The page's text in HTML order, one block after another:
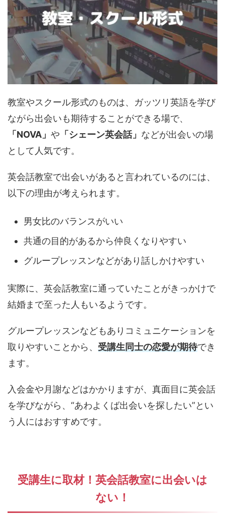
教室やスクール形式のものは、ガッツリ英語を学び
ながら出会いも期待することができる場で、
「NOVA」 や 「シェーン英会話」 などが出会いの場
として人気です。
英会話教室で出会いがあると言われているのには、
以下の理由が考えられます。
男女比のバランスがいい
共通の目的があるから仲良くなりやすい
グループレッスンなどがあり話しかけやすい
実際に、英会話教室に通っていたことがきっかけで
結婚まで至った人もいるようです。
グループレッスンなどもありコミュニケーションを
取りやすいことから、 受講生同士の恋愛が期待でき
ます。
入会金や月謝などはかかりますが、真面目に英会話
を学びながら、“あわよくば出会いを探したい”とい
う人にはおすすめです。
受講生に取材！英会話教室に出会いは
ない！